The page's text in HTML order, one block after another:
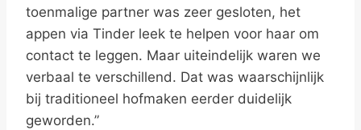
toenmalige partner was zeer gesloten, het
appen via Tinder leek te helpen voor haar om
contact te leggen. Maar uiteindelijk waren we
verbaal te verschillend. Dat was waarschijnlijk
bij traditioneel hofmaken eerder duidelijk
geworden.”